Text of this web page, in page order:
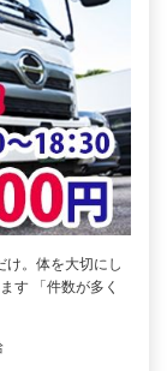
。体を大切にし
す 「件数が多く